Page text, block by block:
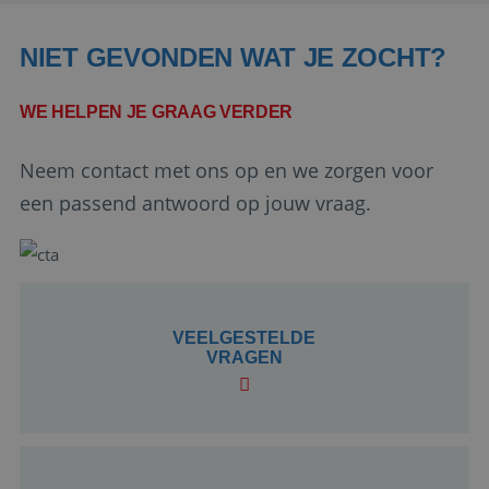
NIET GEVONDEN WAT JE ZOCHT?
WE HELPEN JE GRAAG VERDER
Neem contact met ons op en we zorgen voor
een passend antwoord op jouw vraag.
VEELGESTELDE
VRAGEN
Corporation
.linkedin.com
Google Privacy Policy